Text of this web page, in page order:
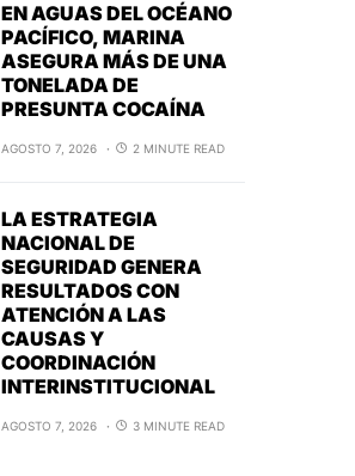
EN AGUAS DEL OCÉANO
PACÍFICO, MARINA
ASEGURA MÁS DE UNA
TONELADA DE
PRESUNTA COCAÍNA
AGOSTO 7, 2026 2 MINUTE READ
LA ESTRATEGIA
NACIONAL DE
SEGURIDAD GENERA
RESULTADOS CON
ATENCIÓN A LAS
CAUSAS Y
COORDINACIÓN
INTERINSTITUCIONAL
AGOSTO 7, 2026 3 MINUTE READ